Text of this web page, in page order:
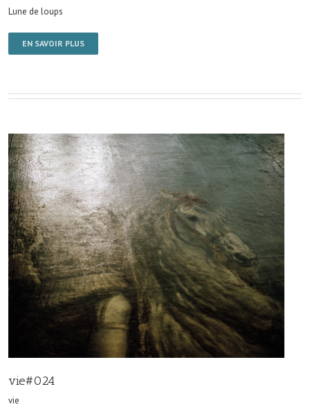
Lune de loups
EN SAVOIR PLUS
vie#024
vie